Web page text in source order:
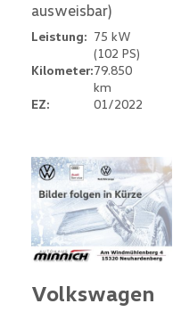
ausweisbar)
Leistung: 75 kW
(102 PS)
Kilometer:79.850
km
EZ:
01/2022
Volkswagen